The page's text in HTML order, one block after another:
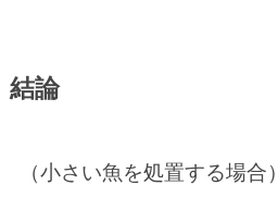
結論
（小さい魚を処置する場合）